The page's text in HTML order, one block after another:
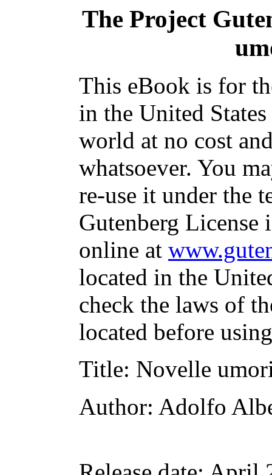
The Project
This eBook is for
in the United
world at no cost
whatsoever. You
re-use it under the
Gutenberg
online at
located in the
check the laws of
located before
Title: Novelle
Author: Adolfo